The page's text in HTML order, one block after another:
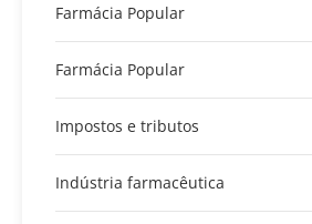
Farmácia Popular
Farmácia Popular
Impostos e tributos
Indústria farmacêutica